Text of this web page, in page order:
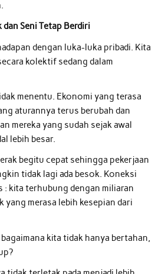
Seni Tetap Berdiri
dengan luka-luka pribadi. Kita
kolektif sedang dalam
menentu. Ekonomi yang terasa
aturannya terus berubah dan
mereka yang sudah sejak awal
lebih besar.
begitu cepat sehingga pekerjaan
tidak lagi ada besok. Koneksi
: kita terhubung dengan miliaran
yang merasa lebih kesepian dari
kita tidak hanya bertahan,